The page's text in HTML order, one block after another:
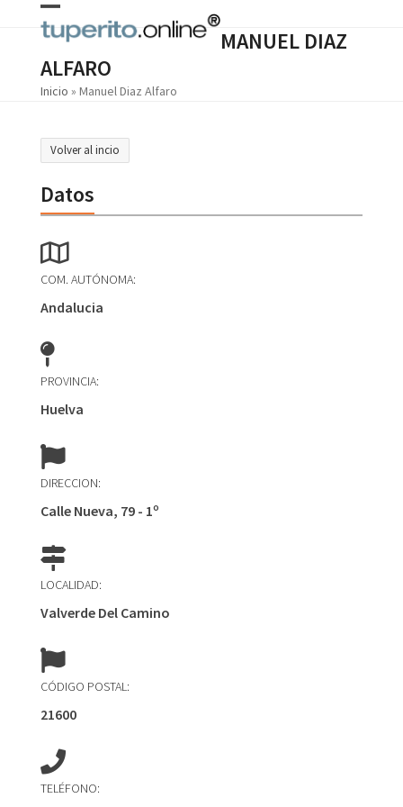
Open
mobile
menu
Close
mobile
menu
MANUEL DIAZ
ALFARO
Inicio » Manuel Diaz Alfaro
Volver al incio
Datos
COM. AUTÓNOMA:
Andalucia
PROVINCIA:
Huelva
DIRECCION:
Calle Nueva, 79 - 1º
LOCALIDAD:
Valverde Del Camino
CÓDIGO POSTAL:
21600
TELÉFONO: